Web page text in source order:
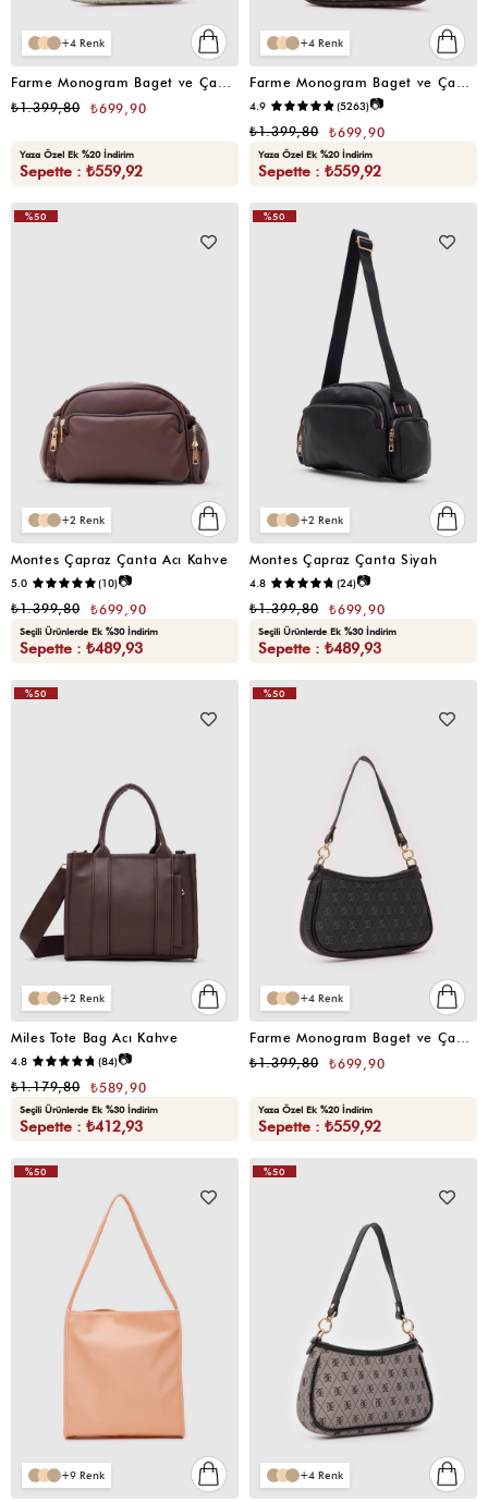
4
₺699,90
₺1.399,80
Yaza Özel Ek %20 İndirim
Sepette : ₺559,92
4
4.9 (5263)📷
₺699,90
₺1.399,80
Yaza Özel Ek %20 İndirim
Sepette : ₺559,92
2
Montes Çapraz Çanta Acı Kahve
5.0 (10)📷
₺699,90
₺1.399,80
Seçili Ürünlerde Ek %30 İndirim
Sepette : ₺489,93
%50
2
Montes Çapraz Çanta Siyah
4.8 (24)📷
₺699,90
₺1.399,80
Seçili Ürünlerde Ek %30 İndirim
Sepette : ₺489,93
%50
2
Miles Tote Bag Acı Kahve
4.8 (84)📷
₺589,90
₺1.179,80
Seçili Ürünlerde Ek %30 İndirim
Sepette : ₺412,93
%50
4
₺699,90
₺1.399,80
Yaza Özel Ek %20 İndirim
Sepette : ₺559,92
%50
9
%50
4
%50